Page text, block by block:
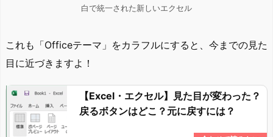
白で統一された新しいエクセル
これも「Officeテーマ」をカラフルにすると、今までの見た
目に近づきますよ！
【Excel・エクセル】見た目が変わった？
戻るボタンはどこ？元に戻すには？